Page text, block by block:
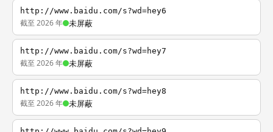
http://www.baidu.com/s?wd=hey6
截至 2026 年 未屏蔽
http://www.baidu.com/s?wd=hey7
截至 2026 年 未屏蔽
http://www.baidu.com/s?wd=hey8
截至 2026 年 未屏蔽